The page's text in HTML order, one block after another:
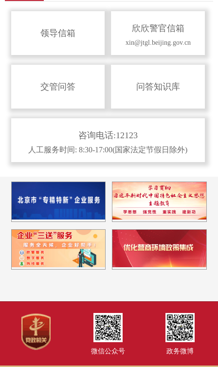
领导信箱 欣欣警官信箱
xin@jtgl.beijing.gov.cn
交管问答 问答知识库
咨询电话:12123
人工服务时间: 8:30-17:00(国家法定节假日除外)
微信公众号 政务微博